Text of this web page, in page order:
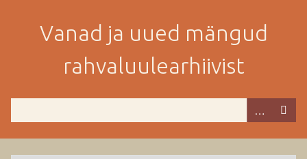
i
Vanad ja uued mängud
rahvaluulearhiivist